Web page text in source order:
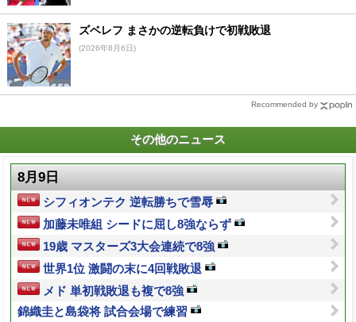
ズベレフ まさかの逆転負けで初戦敗退
(2026年8月6日)
Recommended by
その他のニュース
8月9日
シフィオンテク 逆転勝ちで雪辱
加藤未唯組 シードに屈し8強ならず
19歳 マスターズ3大会連続で8強
世界1位 激闘の末に4回戦敗退
メド 単初戦敗退も複で8強
錦織圭と島袋将 試合会場で練習